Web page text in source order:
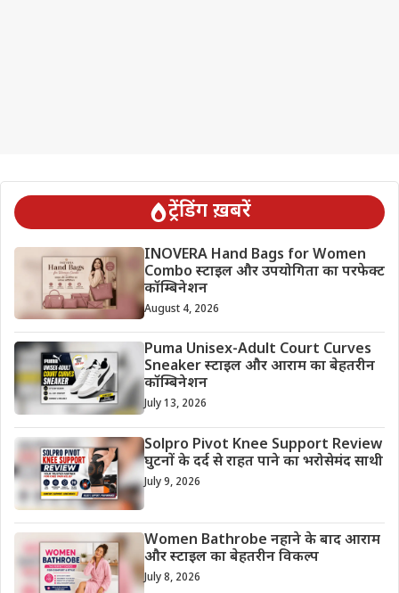
ट्रेंडिंग ख़बरें
INOVERA Hand Bags for Women
Combo स्टाइल और उपयोगिता का परफेक्ट
कॉम्बिनेशन
August 4, 2026
Puma Unisex-Adult Court Curves
Sneaker स्टाइल और आराम का बेहतरीन
कॉम्बिनेशन
July 13, 2026
Solpro Pivot Knee Support Review
घुटनों के दर्द से राहत पाने का भरोसेमंद साथी
July 9, 2026
Women Bathrobe नहाने के बाद आराम
और स्टाइल का बेहतरीन विकल्प
July 8, 2026